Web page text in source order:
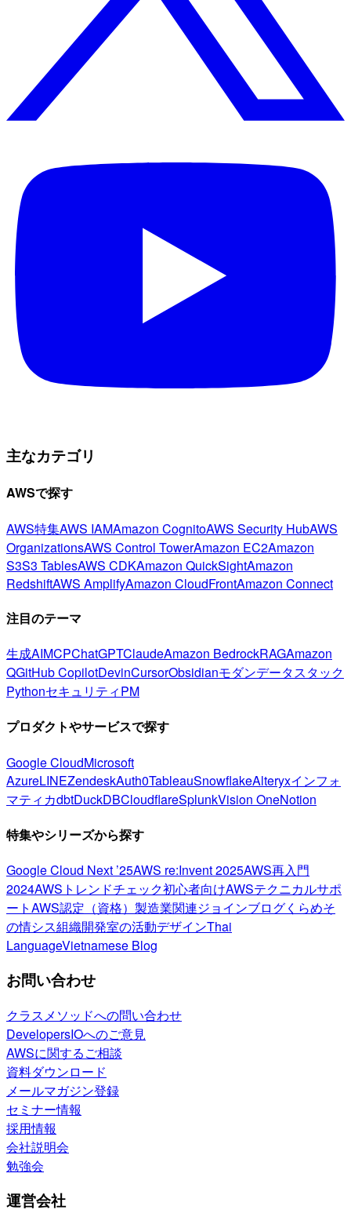
主なカテゴリ
AWSで探す
AWS特集AWS IAMAmazon CognitoAWS Security HubAWS
OrganizationsAWS Control TowerAmazon EC2Amazon
S3S3 TablesAWS CDKAmazon QuickSightAmazon
RedshiftAWS AmplifyAmazon CloudFrontAmazon Connect
注目のテーマ
生成AIMCPChatGPTClaudeAmazon BedrockRAGAmazon
QGitHub CopilotDevinCursorObsidianモダンデータスタック
PythonセキュリティPM
プロダクトやサービスで探す
Google CloudMicrosoft
AzureLINEZendeskAuth0TableauSnowflakeAlteryxインフォ
マティカdbtDuckDBCloudflareSplunkVision OneNotion
特集やシリーズから探す
Google Cloud Next ’25AWS re:Invent 2025AWS再入門
2024AWSトレンドチェック初心者向けAWSテクニカルサポ
ートAWS認定（資格） 製造業関連ジョインブログくらめそ
の情シス組織開発室の活動デザインThai
LanguageVietnamese Blog
お問い合わせ
クラスメソッドへの問い合わせ
DevelopersIOへのご意見
AWSに関するご相談
資料ダウンロード
メールマガジン登録
セミナー情報
採用情報
会社説明会
勉強会
運営会社